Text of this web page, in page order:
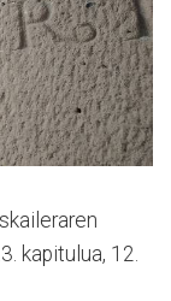
kapitulua, 12.